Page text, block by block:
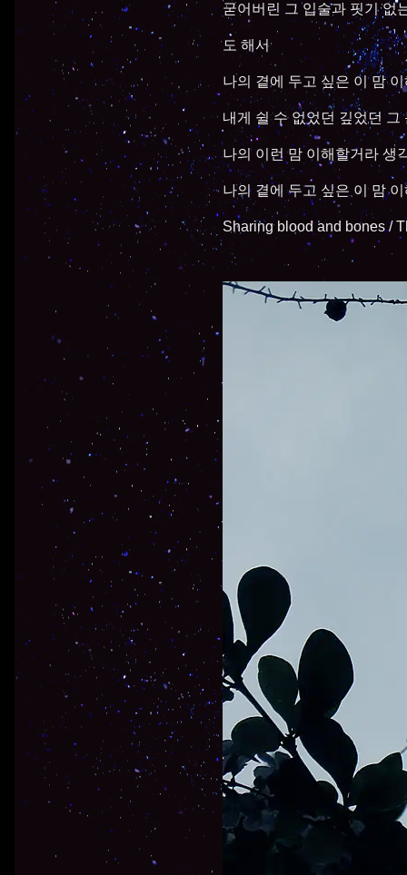
굳어버린 그 입술과 핏기 없
도 해서
나의 곁에 두고 싶은 이 맘
내게 쉴 수 없었던 깊었던
나의 이런 맘 이해할거라 생
나의 곁에 두고 싶은 이 맘
Sharing blood and bones /